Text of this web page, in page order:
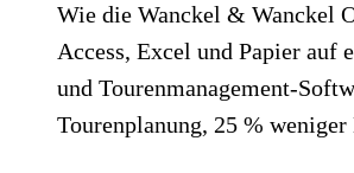
Wie die Wanckel & Wanckel
Access, Excel und Papier
und Tourenmanagement-
Tourenplanung, 25 %